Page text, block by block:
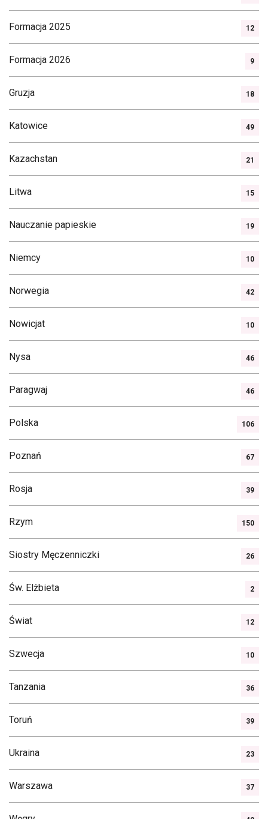
Formacja 2025 12
Formacja 2026 9
Gruzja 18
Katowice 49
Kazachstan 21
Litwa 15
Nauczanie papieskie 19
Niemcy 10
Norwegia 42
Nowicjat 10
Nysa 46
Paragwaj 46
Polska 106
Poznań 67
Rosja 39
Rzym 150
Siostry Męczenniczki 26
Św. Elżbieta 2
Świat 12
Szwecja 10
Tanzania 36
Toruń 39
Ukraina 23
Warszawa 37